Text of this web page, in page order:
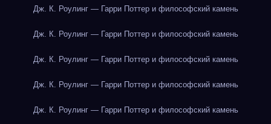
Дж. К. Роулинг — Гарри Поттер и философский камень
Дж. К. Роулинг — Гарри Поттер и философский камень
Дж. К. Роулинг — Гарри Поттер и философский камень
Дж. К. Роулинг — Гарри Поттер и философский камень
Дж. К. Роулинг — Гарри Поттер и философский камень